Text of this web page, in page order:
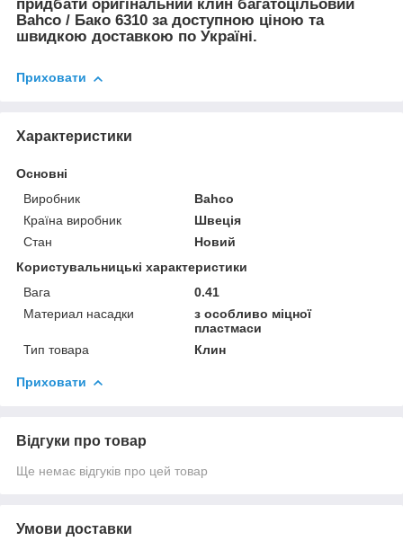
придбати оригінальний клин багатоцільовий
Bahco / Бако 6310 за доступною ціною та
швидкою доставкою по Україні.
Приховати
Характеристики
Основні
Виробник
Bahco
Країна виробник
Швеція
Стан
Новий
Користувальницькі характеристики
Вага
0.41
Материал насадки
з особливо міцної
пластмаси
Тип товара
Клин
Приховати
Відгуки про товар
Ще немає відгуків про цей товар
Умови доставки